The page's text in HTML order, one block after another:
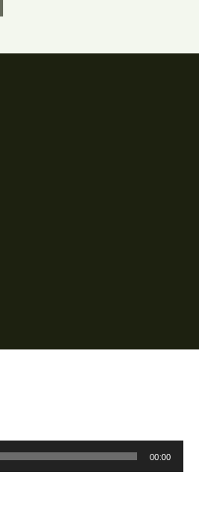
00:00